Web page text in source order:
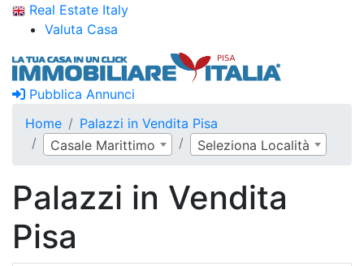
Real Estate Italy
Valuta Casa
Pubblica Annunci
Home
Palazzi in Vendita Pisa
Casale Marittimo
Seleziona Località
Palazzi in Vendita
Pisa